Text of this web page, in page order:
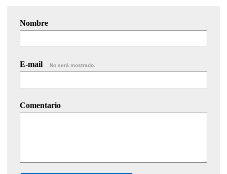
Nombre
E-mail No será mostrado.
Comentario